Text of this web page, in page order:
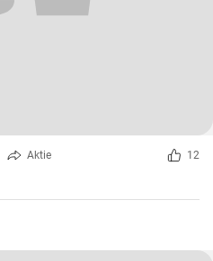
Aktie 12